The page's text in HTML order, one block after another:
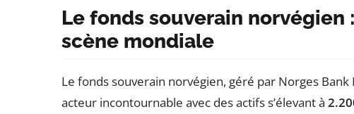
Le fonds souverain norvégien
scène mondiale
Le fonds souverain norvégien, géré par Norges
acteur incontournable avec des actifs s’élevant à